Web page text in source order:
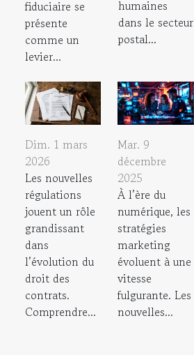
fiduciaire se
présente
comme un
levier...
humaines
dans le secteur
postal...
Dim. 1 mars
2026
Les nouvelles
régulations
jouent un rôle
grandissant
dans
l’évolution du
droit des
contrats.
Comprendre...
Mar. 9
décembre
2025
À l’ère du
numérique, les
stratégies
marketing
évoluent à une
vitesse
fulgurante. Les
nouvelles...